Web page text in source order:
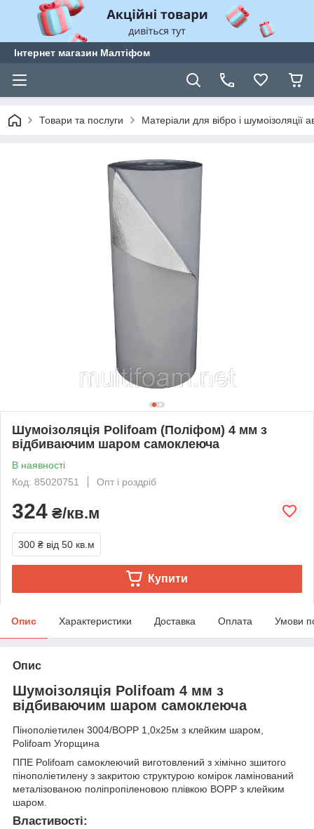
Інтернет магазин Малтіфом
Товари та послуги Матеріали для вібро і шумоізоляції
Шумоізоляція Polifoam (Поліфом) 4 мм з
відбиваючим шаром самоклеюча
В наявності
Код: 85020751
Опт і роздріб
324 ₴/кв.м
300 ₴ від 50 кв.м
Купити
Опис Характеристики Доставка Оплата Умови
Опис
Шумоізоляція Polifoam 4 мм з
відбиваючим шаром самоклеюча
Пінополіетилен 3004/ВОРР 1,0х25м з клейким шаром,
Polifoam Угорщина
ППЕ Polifoam самоклеючий виготовлений з хімічно зшитого
пінополіетилену з закритою структурою комірок ламінований
металізованою поліпропіленовою плівкою ВОРР з клейким
шаром.
Властивості: